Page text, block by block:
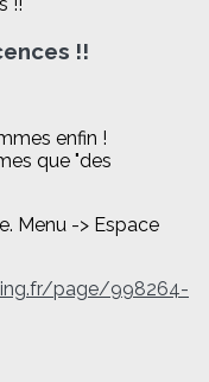
!!
enfin !
que "des
Menu -> Espace
page/998264-